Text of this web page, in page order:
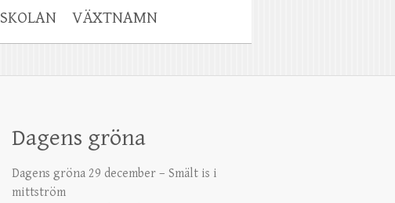
VÄXTNAMN
Dagens gröna
Dagens gröna 29 december – Smält is i
mittström